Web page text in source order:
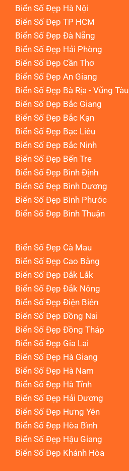
Biển Số Đẹp Hà Nội
Biển Số Đẹp TP HCM
Biển Số Đẹp Đà Nẵng
Biển Số Đẹp Hải Phòng
Biển Số Đẹp Cần Thơ
Biển Số Đẹp An Giang
Biển Số Đẹp Bà Rịa - Vũng Tàu
Biển Số Đẹp Bắc Giang
Biển Số Đẹp Bắc Kạn
Biển Số Đẹp Bạc Liêu
Biển Số Đẹp Bắc Ninh
Biển Số Đẹp Bến Tre
Biển Số Đẹp Bình Định
Biển Số Đẹp Bình Dương
Biển Số Đẹp Bình Phước
Biển Số Đẹp Bình Thuận
Biển Số Đẹp Cà Mau
Biển Số Đẹp Cao Bằng
Biển Số Đẹp Đắk Lắk
Biển Số Đẹp Đắk Nông
Biển Số Đẹp Điện Biên
Biển Số Đẹp Đồng Nai
Biển Số Đẹp Đồng Tháp
Biển Số Đẹp Gia Lai
Biển Số Đẹp Hà Giang
Biển Số Đẹp Hà Nam
Biển Số Đẹp Hà Tĩnh
Biển Số Đẹp Hải Dương
Biển Số Đẹp Hưng Yên
Biển Số Đẹp Hòa Bình
Biển Số Đẹp Hậu Giang
Biển Số Đẹp Khánh Hòa